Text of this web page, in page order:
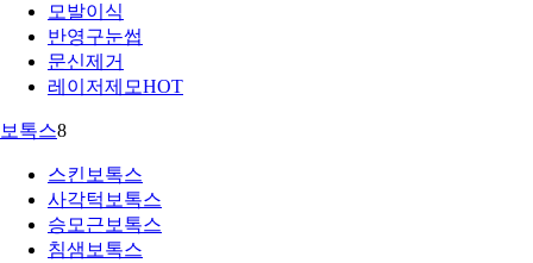
모발이식
반영구눈썹
문신제거
레이저제모HOT
보톡스8
스킨보톡스
사각턱보톡스
승모근보톡스
침샘보톡스